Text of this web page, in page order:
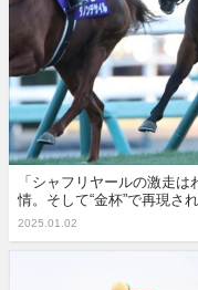
「シャフリヤールの激走
情。そして“金杯”で再現さ
2025.01.02